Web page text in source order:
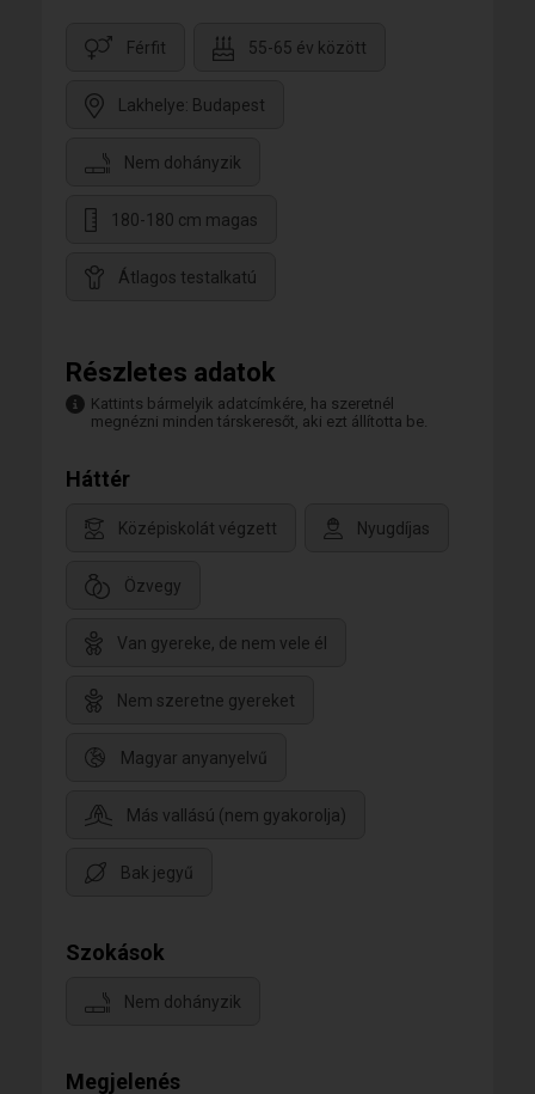
Férfit 55-65 év között
Lakhelye: Budapest
Nem dohányzik
180-180 cm magas
Átlagos testalkatú
Részletes adatok
Kattints bármelyik adatcímkére, ha szeretnél
megnézni minden társkeresőt, aki ezt állította be.
Háttér
Középiskolát végzett Nyugdíjas
Özvegy
Van gyereke, de nem vele él
Nem szeretne gyereket
Magyar anyanyelvű
Más vallású (nem gyakorolja)
Bak jegyű
Szokások
Nem dohányzik
Megjelenés